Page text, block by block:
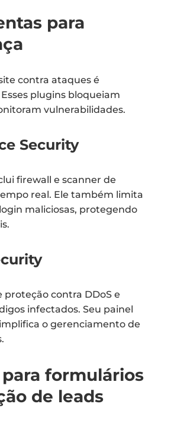
para
contra ataques é
plugins bloqueiam
vulnerabilidades.
Security
firewall e scanner de
real. Ele também limita
maliciosas, protegendo
proteção contra DDoS e
infectados. Seu painel
o gerenciamento de
formulários
de leads